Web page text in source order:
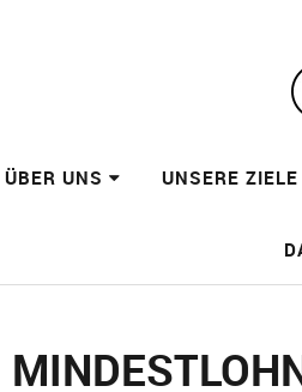
ÜBER UNS UNSERE ZIELE